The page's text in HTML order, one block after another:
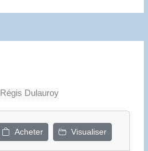
Régis Dulauroy
Acheter Visualiser